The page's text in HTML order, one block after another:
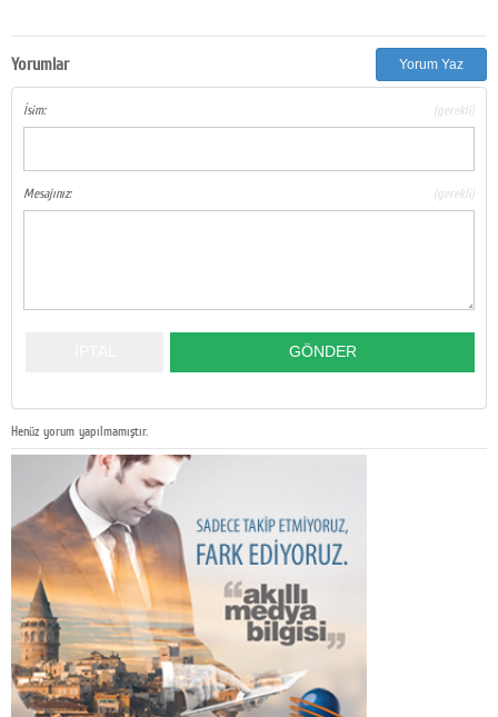
Yorumlar Yorum Yaz
İsim: (gerekli)
Mesajınız: (gerekli)
Henüz yorum yapılmamıştır.